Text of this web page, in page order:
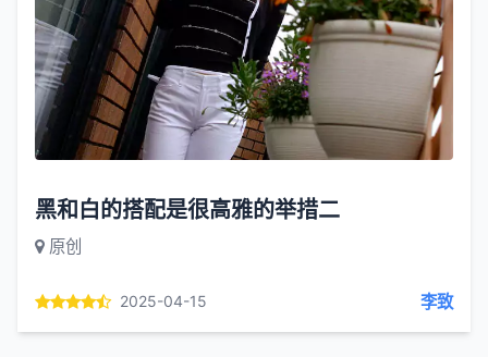
黑和白的搭配是很高雅的举措二
原创
2025-04-15 李致